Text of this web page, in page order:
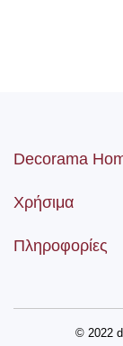
Decorama
Χρήσιμα
Πληροφορίες
© 2022